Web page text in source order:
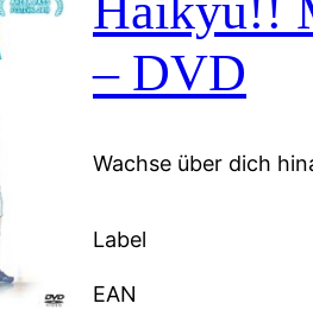
– DVD
Wachse über dich
Label
EAN